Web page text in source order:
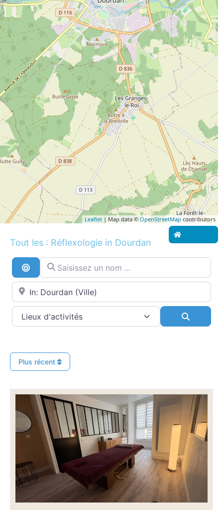
Leaflet | Map data ©OpenStreetMap contributors
Tout les : Réflexologie in Dourdan
Recherche par distance
Saisissez un nom ...
Proche de...
Plus récent